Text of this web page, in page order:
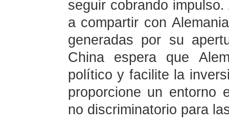
seguir cobrando
a compartir con
generadas por su
China espera que
político y facilite la
proporcione un entorno
no discriminatorio para